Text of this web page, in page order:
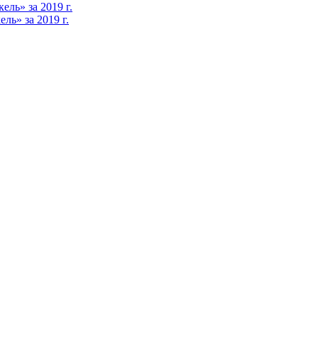
за 2019 г.
за 2019 г.